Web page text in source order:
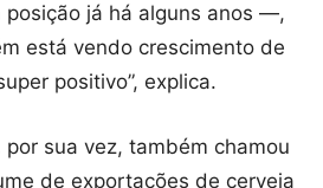
posição já há alguns anos —,
está vendo crescimento de
positivo”, explica.
por sua vez, também chamou
de exportações de cerveja